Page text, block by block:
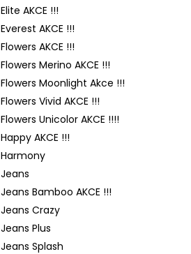
Elite AKCE !!!
Everest AKCE !!!
Flowers AKCE !!!
Flowers Merino AKCE !!!
Flowers Moonlight Akce !!!
Flowers Vivid AKCE !!!
Flowers Unicolor AKCE !!!!
Happy AKCE !!!
Harmony
Jeans
Jeans Bamboo AKCE !!!
Jeans Crazy
Jeans Plus
Jeans Splash